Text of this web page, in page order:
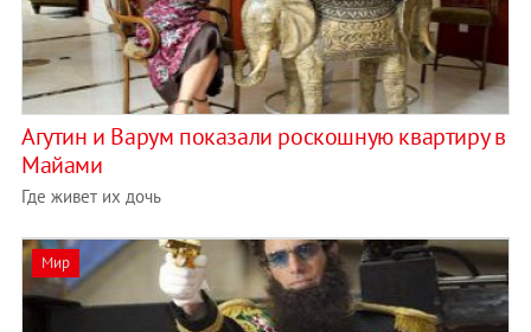
Агутин и Варум показали роскошную квартиру в
Майами
Где живет их дочь
Мир